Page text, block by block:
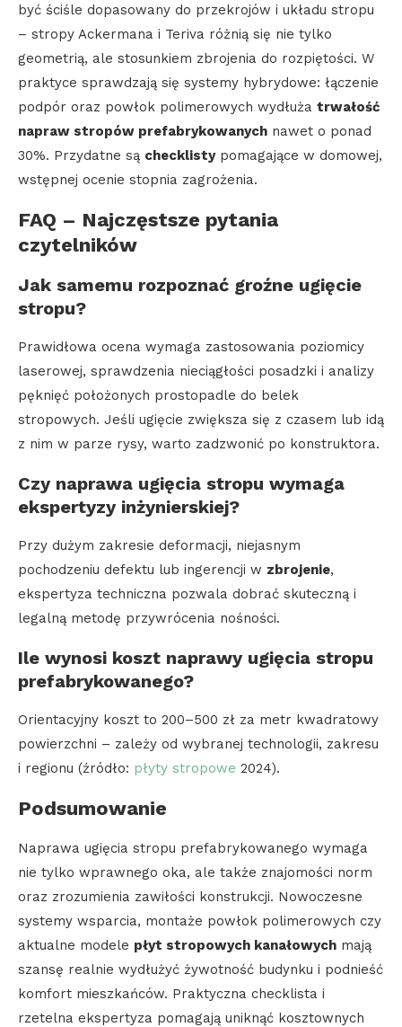
być ściśle dopasowany do przekrojów i układu stropu
– stropy Ackermana i Teriva różnią się nie tylko
geometrią, ale stosunkiem zbrojenia do rozpiętości. W
praktyce sprawdzają się systemy hybrydowe: łączenie
podpór oraz powłok polimerowych wydłuża trwałość
napraw stropów prefabrykowanych nawet o ponad
30%. Przydatne są checklistypomagające w domowej,
wstępnej ocenie stopnia zagrożenia.
FAQ – Najczęstsze pytania
czytelników
Jak samemu rozpoznać groźne ugięcie
stropu?
Prawidłowa ocena wymaga zastosowania poziomicy
laserowej, sprawdzenia nieciągłości posadzki i analizy
pęknięć położonych prostopadle do belek
stropowych. Jeśli ugięcie zwiększa się z czasem lub idą
z nim w parze rysy, warto zadzwonić po konstruktora.
Czy naprawa ugięcia stropu wymaga
ekspertyzy inżynierskiej?
Przy dużym zakresie deformacji, niejasnym
pochodzeniu defektu lub ingerencji w zbrojenie,
ekspertyza techniczna pozwala dobrać skuteczną i
legalną metodę przywrócenia nośności.
Ile wynosi koszt naprawy ugięcia stropu
prefabrykowanego?
Orientacyjny koszt to 200–500 zł za metr kwadratowy
powierzchni – zależy od wybranej technologii, zakresu
i regionu (źródło: płyty stropowe 2024).
Podsumowanie
Naprawa ugięcia stropu prefabrykowanego wymaga
nie tylko wprawnego oka, ale także znajomości norm
oraz zrozumienia zawiłości konstrukcji. Nowoczesne
systemy wsparcia, montaże powłok polimerowych czy
aktualne modele płyt stropowych kanałowych mają
szansę realnie wydłużyć żywotność budynku i podnieść
komfort mieszkańców. Praktyczna checklista i
rzetelna ekspertyza pomagają uniknąć kosztownych